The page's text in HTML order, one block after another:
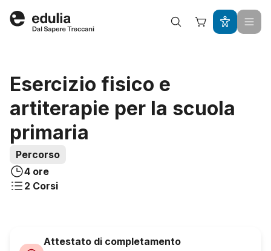
EduliaAcquista questo percorso a
Esercizio fisico e
artiterapie per la scuola
primaria
Percorso
4 ore
2 Corsi
Attestato di completamento